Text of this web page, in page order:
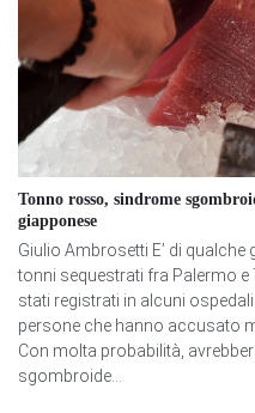
Tonno rosso, sindrome
giapponese
Giulio Ambrosetti E’ di
tonni sequestrati fra Palermo
stati registrati in alcuni
persone che hanno accusato
Con molta probabilità,
sgombroide...